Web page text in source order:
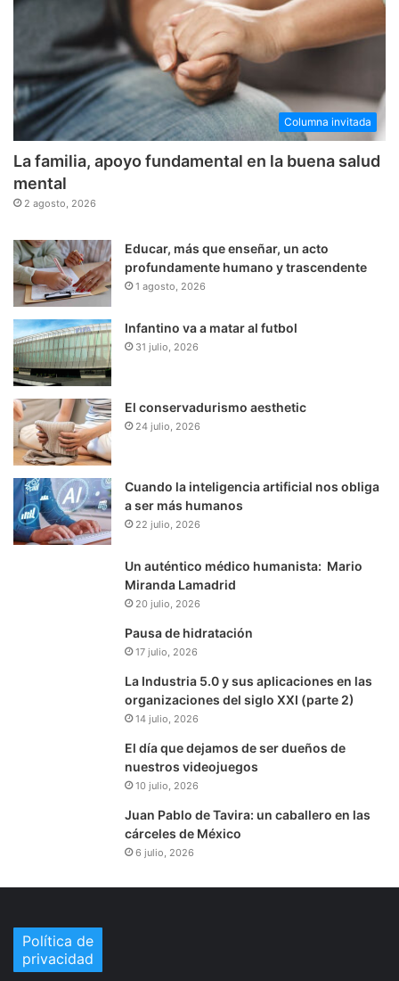
Columna invitada
La familia, apoyo fundamental en la buena salud
mental
2 agosto, 2026
Educar, más que enseñar, un acto
profundamente humano y trascendente
1 agosto, 2026
Infantino va a matar al futbol
31 julio, 2026
El conservadurismo aesthetic
24 julio, 2026
Cuando la inteligencia artificial nos obliga
a ser más humanos
22 julio, 2026
Un auténtico médico humanista: Mario
Miranda Lamadrid
20 julio, 2026
Pausa de hidratación
17 julio, 2026
La Industria 5.0 y sus aplicaciones en las
organizaciones del siglo XXI (parte 2)
14 julio, 2026
El día que dejamos de ser dueños de
nuestros videojuegos
10 julio, 2026
Juan Pablo de Tavira: un caballero en las
cárceles de México
6 julio, 2026
Política de
privacidad